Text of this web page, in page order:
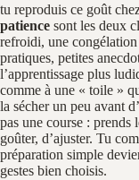
tu reproduis ce goût
patience sont les deux
refroidi, une
pratiques, petites
l’apprentissage plus
comme à une « toile »
la sécher un peu avant
pas une course :
goûter, d’ajuster. Tu
préparation simple
gestes bien choisis.